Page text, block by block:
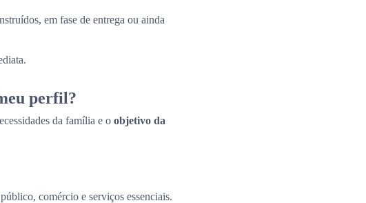
em fase de entrega ou ainda
perfil?
da família e o objetivo da
comércio e serviços essenciais.